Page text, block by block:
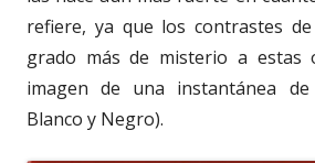
refiere, ya que los contrastes
grado más de misterio a estas
imagen de una instantánea
Blanco y Negro).